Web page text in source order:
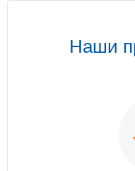
Наши